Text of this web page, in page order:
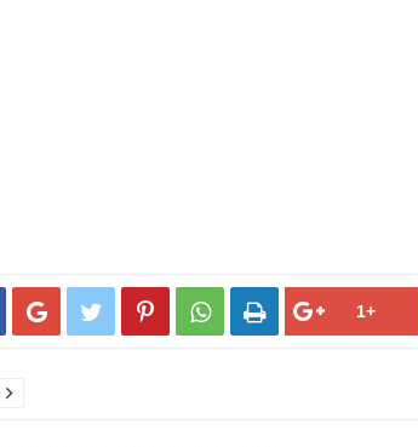
    
